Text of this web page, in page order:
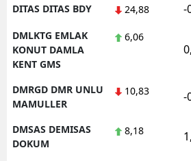
DITAS DITAS BDY 24,88 -
DMLKTG EMLAK
KONUT DAMLA
KENT GMS
6,06
DMRGD DMR UNLU
MAMULLER
10,83 -
DMSAS DEMISAS
DOKUM
8,18